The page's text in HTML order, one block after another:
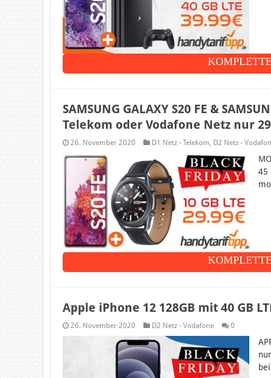
SAMSUNG GALAXY S20 FE &
Telekom oder Vodafone Netz nur
26. November 2020 D1 Netz - Telekom, D2 Netz -
45
Apple iPhone 12 128GB mit 40 GB
26. November 2020 D2 Netz - Vodafone 0